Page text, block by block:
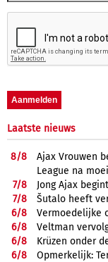
Laatste nieuws
8/8
Ajax Vrouwen
League na
7/8
Jong Ajax
7/8
Šutalo heeft
6/8
Vermoedelijke
6/8
Veltman
6/8
Krüzen onder
6/8
Opmerkelijk: